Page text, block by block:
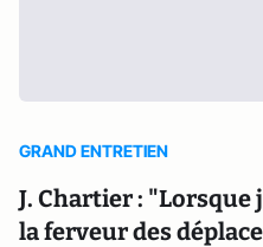
GRAND ENTRETIEN
J. Chartier : "Lorsque
la ferveur des